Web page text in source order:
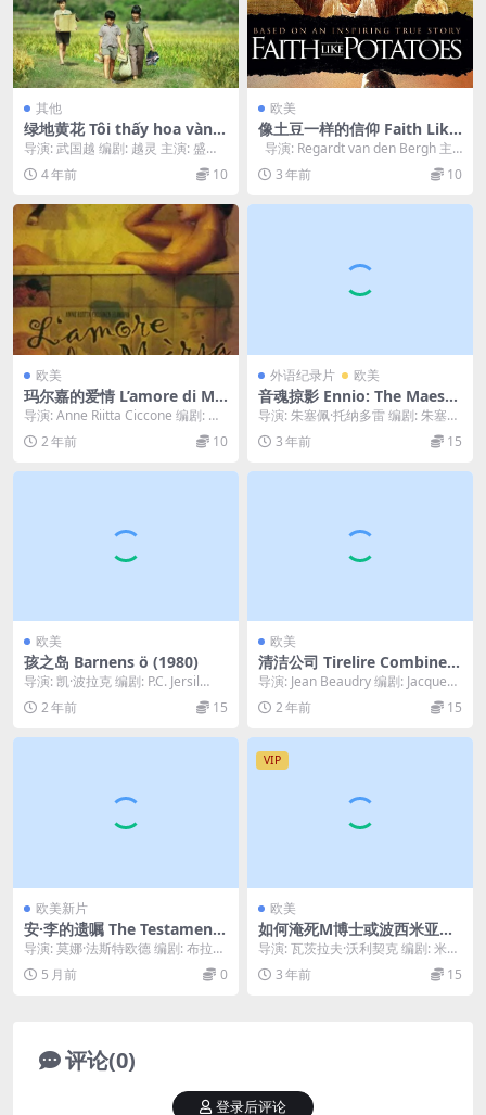
其他
绿地黄花 Tôi thấy hoa vàng
trên cỏ xanh (2015)
导演: 武国越 编剧: 越灵 主演: 盛
越 / 裴仲康 / 清美 / 美安 / ...
4 年前 10
欧美
像土豆一样的信仰 Faith Like
Potatoes (2006)
导演: Regardt van den Bergh 主
演: Fra...
3 年前 10
欧美
玛尔嘉的爱情 L’amore di Mà
rja (2002)
导演: Anne Riitta Ciccone 编剧: 安·
丽塔·西科尼 主演:...
2 年前 10
外语纪录片 欧美
音魂掠影 Ennio: The Maestr
o (2021)
导演: 朱塞佩·托纳多雷 编剧: 朱塞佩
·托纳多雷 主演: 恩尼奥·莫里康内 /...
3 年前 15
欧美
孩之岛 Barnens ö (1980)
导演: 凯·波拉克 编剧: P.C. Jersil
d / 奥拉·奥尔森 / 凯·...
2 年前 15
欧美
清洁公司 Tirelire Combines
& Cie (1993)
导演: Jean Beaudry 编剧: Jacques
A. Desjardi...
2 年前 15
欧美新片
安·李的遗嘱 The Testament
of Ann Lee (2025)
导演: 莫娜·法斯特欧德 编剧: 布拉迪
·科贝特 / 莫娜·法斯特欧德 主演: ...
5 月前 0
VIP
欧美
如何淹死M博士或波西米亚水
精灵的终结 Jak utopit dokt
ora Mrácka aneb Konec vo
dniku v Cechách (1974)
导演: 瓦茨拉夫·沃利契克 编剧: 米洛
什·马措乌雷克 / Petr Marko...
3 年前 15
评论(0)
登录后评论